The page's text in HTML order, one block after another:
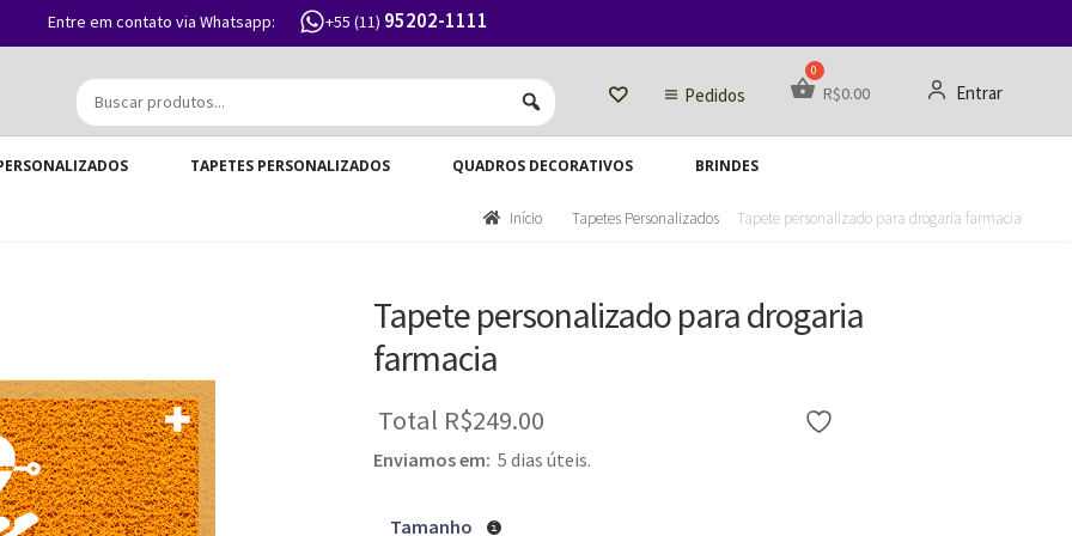
Entre em contato via Whatsapp: +55 (11) 95202-1111
Entrar
Pedidos R$0.00
TAPETES PERSONALIZADOS QUADROS DECORATIVOS BRINDES
Início Tapetes Personalizados Tapete personalizado para drogaria farmacia
Tapete personalizado para drogaria
farmacia
Total R$249.00
Enviamos em: 5 dias úteis.
Tamanho